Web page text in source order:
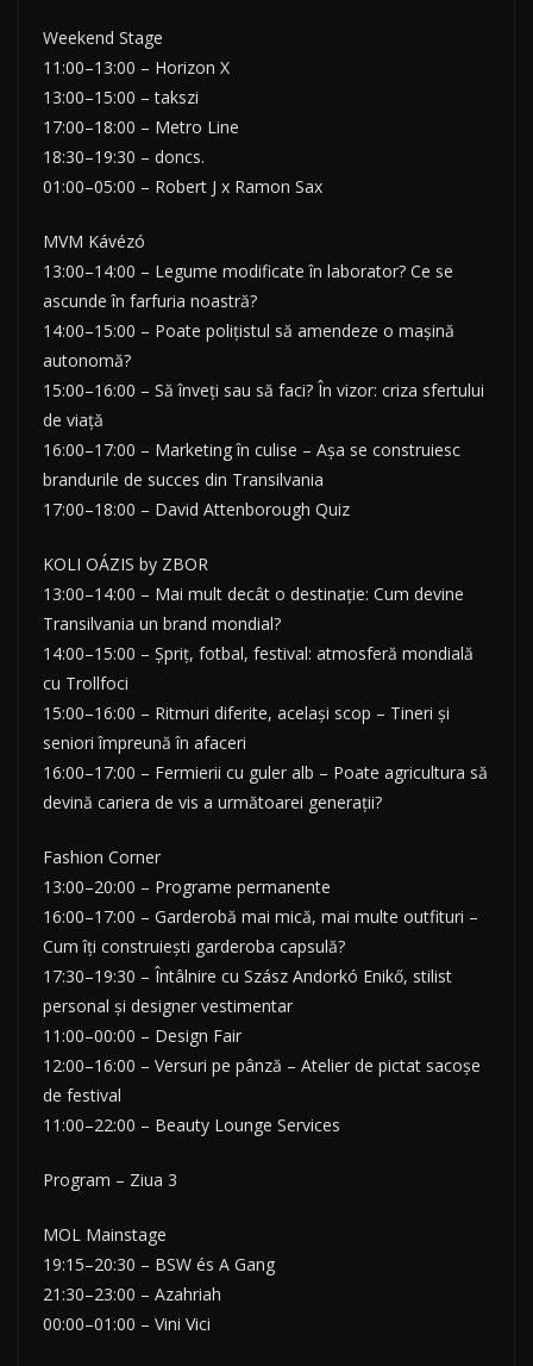
Weekend Stage
11:00–13:00 – Horizon X
13:00–15:00 – takszi
17:00–18:00 – Metro Line
18:30–19:30 – doncs.
01:00–05:00 – Robert J x Ramon Sax
MVM Kávézó
13:00–14:00 – Legume modificate în laborator? Ce se
ascunde în farfuria noastră?
14:00–15:00 – Poate polițistul să amendeze o mașină
autonomă?
15:00–16:00 – Să înveți sau să faci? În vizor: criza sfertului
de viață
16:00–17:00 – Marketing în culise – Așa se construiesc
brandurile de succes din Transilvania
17:00–18:00 – David Attenborough Quiz
KOLI OÁZIS by ZBOR
13:00–14:00 – Mai mult decât o destinație: Cum devine
Transilvania un brand mondial?
14:00–15:00 – Șpriț, fotbal, festival: atmosferă mondială
cu Trollfoci
15:00–16:00 – Ritmuri diferite, același scop – Tineri și
seniori împreună în afaceri
16:00–17:00 – Fermierii cu guler alb – Poate agricultura să
devină cariera de vis a următoarei generații?
Fashion Corner
13:00–20:00 – Programe permanente
16:00–17:00 – Garderobă mai mică, mai multe outfituri –
Cum îți construiești garderoba capsulă?
17:30–19:30 – Întâlnire cu Szász Andorkó Enikő, stilist
personal și designer vestimentar
11:00–00:00 – Design Fair
12:00–16:00 – Versuri pe pânză – Atelier de pictat sacoșe
de festival
11:00–22:00 – Beauty Lounge Services
Program – Ziua 3
MOL Mainstage
19:15–20:30 – BSW és A Gang
21:30–23:00 – Azahriah
00:00–01:00 – Vini Vici